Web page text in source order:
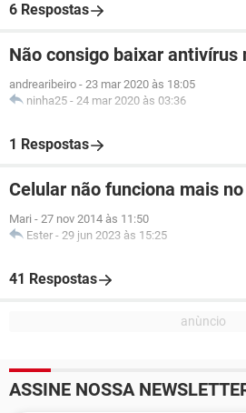
6 Respostas
Não consigo baixar antivírus
andrearibeiro - 23 mar 2020 às 18:05
ninha25 - 24 mar 2020 às 03:36
1 Respostas
Celular não funciona mais
Mari - 27 nov 2014 às 11:50
Ester - 29 jun 2023 às 15:25
41 Respostas
ASSINE NOSSA